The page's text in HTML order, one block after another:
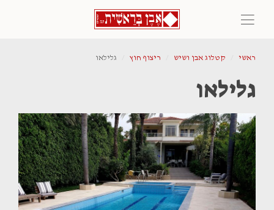
ראשי קטלוג אבן ושיש ריצוף חוץ גלילאו
גלילאו